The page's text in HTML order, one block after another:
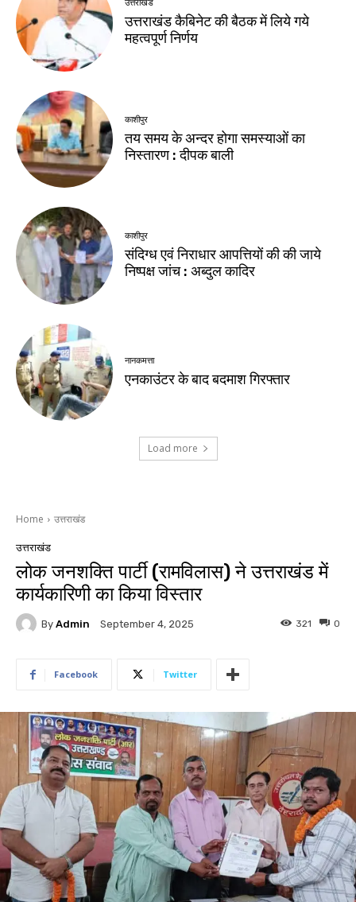
उत्तराखंड
उत्तराखंड कैबिनेट की बैठक में लिये गये
महत्वपूर्ण निर्णय
काशीपुर
तय समय के अन्दर होगा समस्याओं का
निस्तारण : दीपक बाली
काशीपुर
संदिग्ध एवं निराधार आपत्तियों की की जाये
निष्पक्ष जांच : अब्दुल कादिर
नानकमत्ता
एनकाउंटर के बाद बदमाश गिरफ्तार
Load more